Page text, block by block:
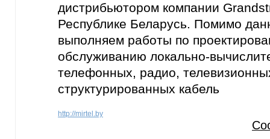
дистрибьютором компании
Республике Беларусь. Помимо
выполняем работы по
обслуживанию локально-
телефонных, радио,
структурированных кабель
http://mirtel.by